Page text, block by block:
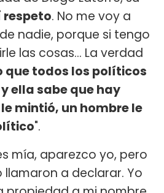
respeto. No me voy a
nadie, porque si tengo
las cosas... La verdad
que todos los políticos
ella sabe que hay
mintió, un hombre le
".
mía, aparezco yo, pero
llamaron a declarar. Yo